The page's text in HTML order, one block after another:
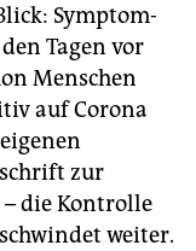
Symptom­
Tagen vor
Menschen
auf Corona
zur
die Kontrolle
weiter.